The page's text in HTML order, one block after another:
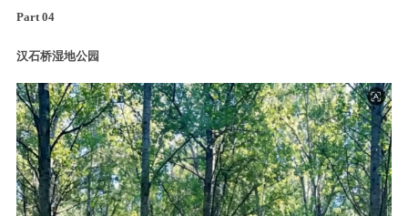
这个暑期，景区也为广大考生